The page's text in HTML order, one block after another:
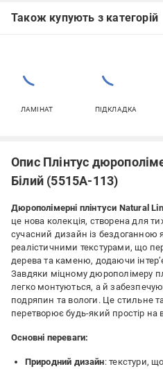
Також купують з категорій
ЛАМІНАТ ПІДКЛАДКА
Опис Плінтус
Білий (5515A-113)
Дюрополімерні плінтуси Natural
це нова колекція, створена для
сучасний дизайн із бездоганною
реалістичними текстурами, що
дерева та каменю, додаючи
Завдяки міцному дюрополімеру
легко монтуються, а й
подряпин та вологи. Це стильне
перетворює будь-який простір
Основні переваги:
Природний дизайн: текстури,